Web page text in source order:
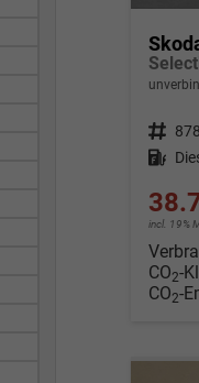
Fahrzeugnr.
Kraftstoff
incl. 19%
CO2-
CO2-